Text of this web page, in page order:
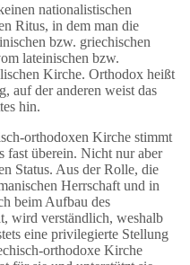
nationalistischen
Ritus, in dem man die
bzw. griechischen
lateinischen bzw.
Kirche. Orthodox heißt
auf der anderen weist das
hin.
orthodoxen Kirche stimmt
fast überein. Nicht nur aber
Status. Aus der Rolle, die
Herrschaft und in
beim Aufbau des
wird verständlich, weshalb
eine privilegierte Stellung
orthodoxe Kirche